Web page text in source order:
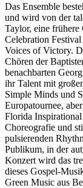
Das Ensemble
und wird von der
Taylor, eine frühere
Celebration
Voices of Victory.
Chören der
benachbarten
ihr Talent mit
Simple Minds und
Europatournee,
Florida
Choreografie und
pulsierenden
Publikum, in der
Konzert wird das
dieses Gospel-
Green Music aus